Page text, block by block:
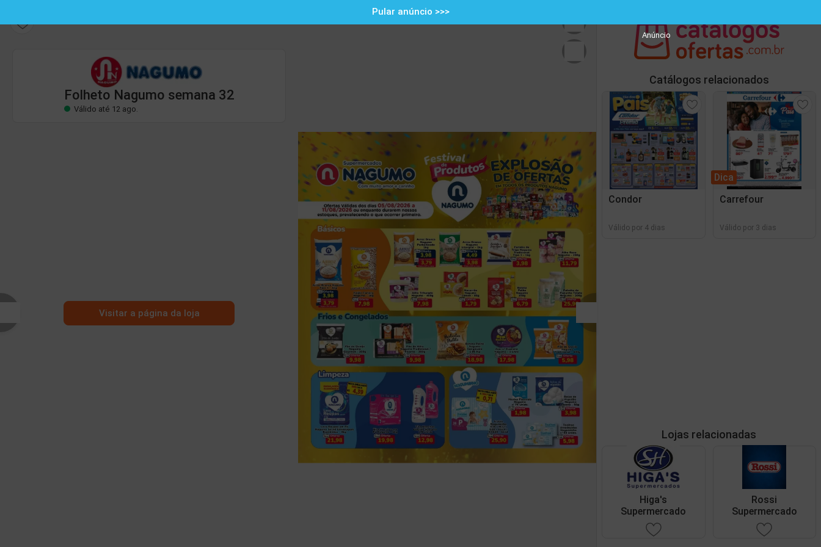
Válido até 12 ago.
Anúncio
Pular anúncio >>>
Folheto Nagumo semana 32
Válido até 12 ago.
Visitar a página da loja
Catálogos relacionados
Condor
Válido por 4 dias
Dica
Carrefour
Válido por 3 dias
Lojas relacionadas
Higa's
Supermercado
Rossi
Supermercado